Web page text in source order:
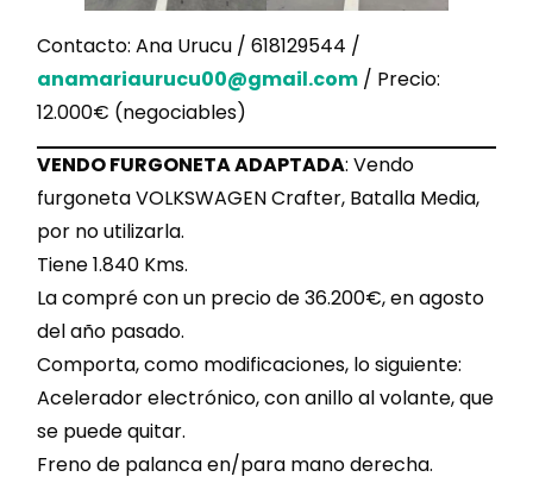
Contacto: Ana Urucu / 618129544 /
anamariaurucu00@gmail.com / Precio:
12.000€ (negociables)
VENDO FURGONETA ADAPTADA: Vendo
furgoneta VOLKSWAGEN Crafter, Batalla Media,
por no utilizarla.
Tiene 1.840 Kms.
La compré con un precio de 36.200€, en agosto
del año pasado.
Comporta, como modificaciones, lo siguiente:
Acelerador electrónico, con anillo al volante, que
se puede quitar.
Freno de palanca en/para mano derecha.